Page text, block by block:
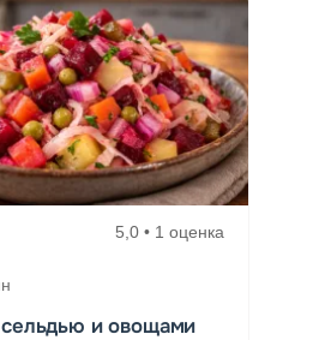
5,0 • 1 оценка
сельдью и овощами